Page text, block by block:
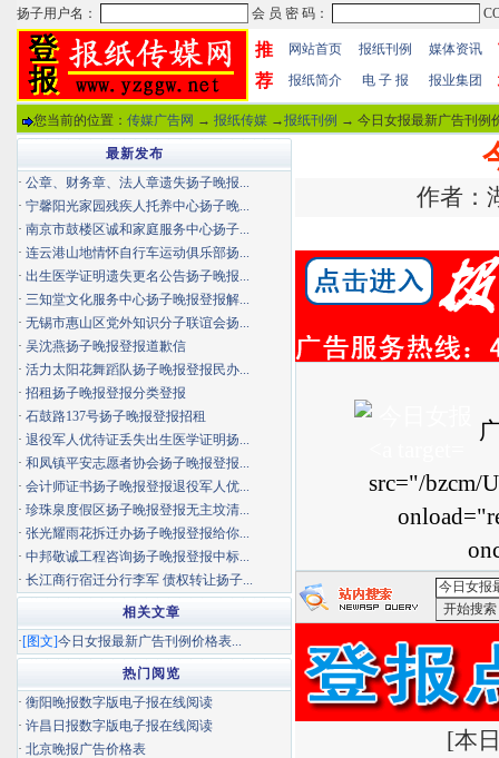
推
荐
网站首页 报纸刊例 媒体资讯
报纸简介 电 子 报 报业集团
您当前的位置： 传媒广告网 → 报纸传媒 →报纸刊例 → 今日女报最新广告刊例
作者：
src="/bzcm/
[本
最新发布
· 公章、财务章、法人章遗失扬子晚报...
· 宁馨阳光家园残疾人托养中心扬子晚...
· 南京市鼓楼区诚和家庭服务中心扬子...
· 连云港山地情怀自行车运动俱乐部扬...
· 出生医学证明遗失更名公告扬子晚报...
· 三知堂文化服务中心扬子晚报登报解...
· 无锡市惠山区党外知识分子联谊会扬...
· 吴沈燕扬子晚报登报道歉信
· 活力太阳花舞蹈队扬子晚报登报民办...
· 招租扬子晚报登报分类登报
· 石鼓路137号扬子晚报登报招租
· 退役军人优待证丢失出生医学证明扬...
· 和凤镇平安志愿者协会扬子晚报登报...
· 会计师证书扬子晚报登报退役军人优...
· 珍珠泉度假区扬子晚报登报无主坟清...
· 张光耀雨花拆迁办扬子晚报登报给你...
· 中邦敬诚工程咨询扬子晚报登报中标...
· 长江商行宿迁分行李军 债权转让扬子...
相关文章
·[图文]今日女报最新广告刊例价格表...
热门阅览
· 衡阳晚报数字版电子报在线阅读
· 许昌日报数字版电子报在线阅读
· 北京晚报广告价格表